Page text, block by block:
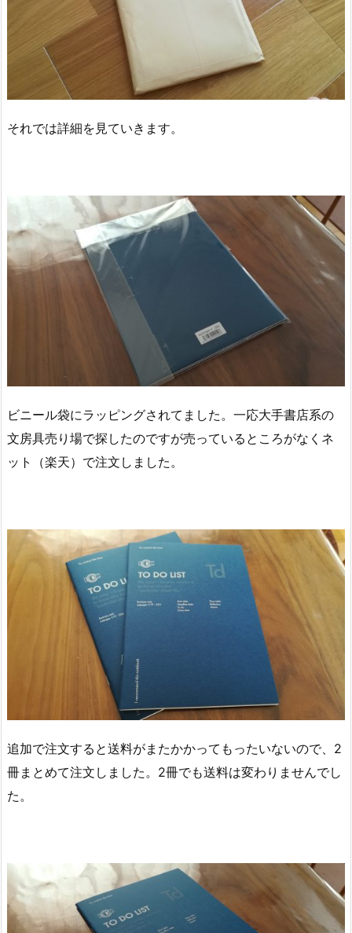
それでは詳細を見ていきます。
ビニール袋にラッピングされてました。一応大手書店系の
文房具売り場で探したのですが売っているところがなくネ
ット（楽天）で注文しました。
追加で注文すると送料がまたかかってもったいないので、2
冊まとめて注文しました。2冊でも送料は変わりませんでし
た。